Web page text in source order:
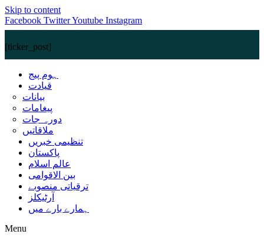
Skip to content
Facebook TwitterYoutube Instagram
[ticker_post]
ہوم پیج
قیادت
بیانات
پیغامات
دورہ جات
ملاقاتیں
تنظیمی خبریں
پاکستان
عالم اسلام
بین الاقوامی
ترقیاتی منصوبے
آرٹیکلز
ہمارے بارے میں
Menu